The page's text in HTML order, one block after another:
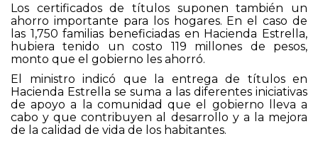
Los certificados de títulos suponen también un
ahorro importante para los hogares. En el caso de
las 1,750 familias beneficiadas en Hacienda Estrella,
hubiera tenido un costo 119 millones de pesos,
monto que el gobierno les ahorró.
El ministro indicó que la entrega de títulos en
Hacienda Estrella se suma a las diferentes iniciativas
de apoyo a la comunidad que el gobierno lleva a
cabo y que contribuyen al desarrollo y a la mejora
de la calidad de vida de los habitantes.